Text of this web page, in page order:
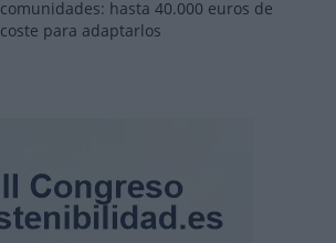
comunidades: hasta 40.000 euros de
coste para adaptarlos